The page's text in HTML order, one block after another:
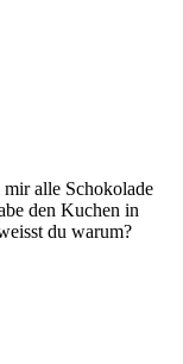
alle Scho­ko­la­de
den Kuchen in
du warum?